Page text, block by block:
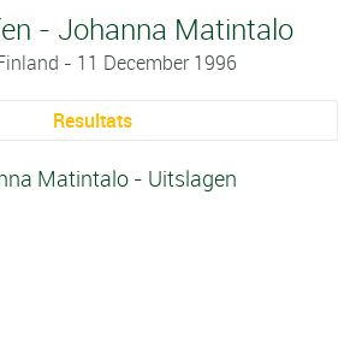
- Johanna Matintalo
- 11 December 1996
Resultats
Matintalo - Uitslagen